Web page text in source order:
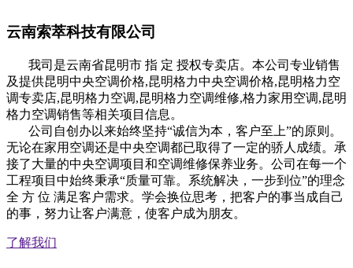
云南索萃科技有限公司
我司是云南省昆明市 指 定 授权专卖店。本公司专业销售
及提供昆明中央空调价格,昆明格力中央空调价格,昆明格力空
调专卖店,昆明格力空调,昆明格力空调维修,格力家用空调,昆明
格力空调销售等相关项目信息。
公司自创办以来始终坚持“诚信为本，客户至上”的原则。
无论在家用空调还是中央空调都已取得了一定的骄人成绩。承
接了大量的中央空调项目和空调维修保养业务。公司在每一个
工程项目中始终秉承“质量可靠。系统解决，一步到位”的理念
全 方 位 满足客户需求。学会换位思考，把客户的事当成自己
的事，努力让客户满意，使客户成为朋友。
了解我们